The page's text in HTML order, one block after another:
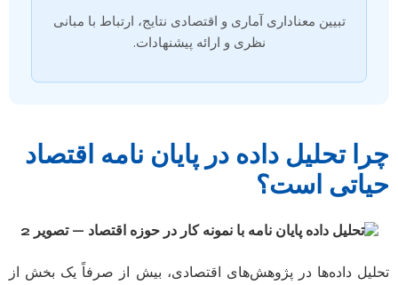
تبیین معناداری آماری و اقتصادی نتایج، ارتباط با مبانی
نظری و ارائه پیشنهادات.
چرا تحلیل داده در پایان نامه اقتصاد
حیاتی است؟
تحلیل داده‌ها در پژوهش‌های اقتصادی، بیش از صرفاً یک بخش از